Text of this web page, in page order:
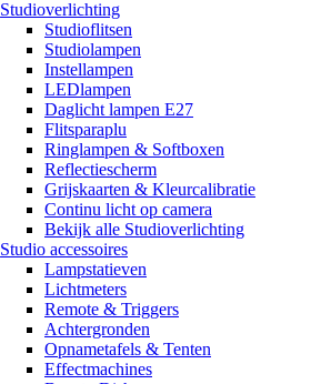
Studioverlichting
Studioflitsen
Studiolampen
Instellampen
LEDlampen
Daglicht lampen E27
Flitsparaplu
Ringlampen & Softboxen
Reflectiescherm
Grijskaarten & Kleurcalibratie
Continu licht op camera
Bekijk alle Studioverlichting
Studio accessoires
Lampstatieven
Lichtmeters
Remote & Triggers
Achtergronden
Opnametafels & Tenten
Effectmachines